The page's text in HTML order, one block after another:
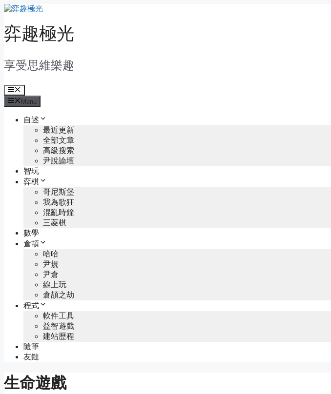
Skip
content
弈趣極光
享受思維樂趣
Menu
Menu
自述
最近更新
全部文章
高級搜索
尹說論壇
智玩
弈棋
哥尼斯堡
我為歌狂
混亂時鐘
三菱棋
數學
倉頡
哈哈
尹規
尹倉
線上玩
倉頡之劫
程式
軟件工具
益智遊戲
建站歷程
隨筆
友鏈
生命遊戲